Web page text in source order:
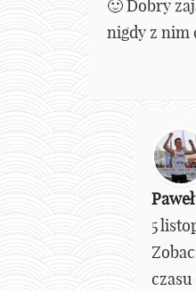
🙂 Dobry
nigdy z nim
5
czasu